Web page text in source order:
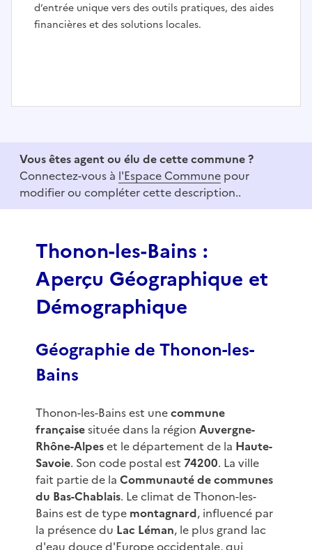
d’entrée unique vers des outils pratiques, des aides
financières et des solutions locales.
f
Vous êtes agent ou élu de cette commune ?
Connectez-vous à l'Espace Commune pour
modifier ou compléter cette description..
Thonon-les-Bains :
Aperçu Géographique et
Démographique
Géographie de Thonon-les-
Bains
Thonon-les-Bains est unecommune
françaisesituée dans la région Auvergne-
Rhône-Alpeset le département de la Haute-
Savoie. Son code postal est 74200. La ville
fait partie de la Communauté de communes
du Bas-Chablais. Le climat de Thonon-les-
Bains est de type montagnard, influencé par
la présence du Lac Léman, le plus grand lac